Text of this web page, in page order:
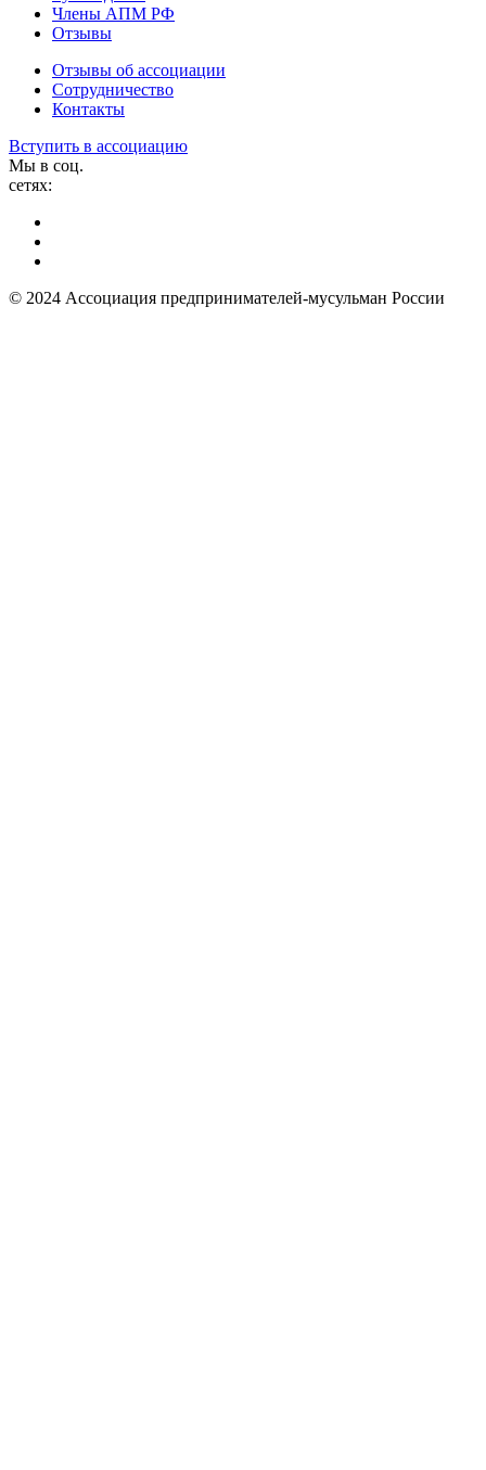
Члены АПМ РФ
Отзывы
Отзывы об ассоциации
Сотрудничество
Контакты
Вступить в ассоциацию
Мы в соц.
сетях:
© 2024 Ассоциация предпринимателей-мусульман России